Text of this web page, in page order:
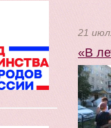
21
«В